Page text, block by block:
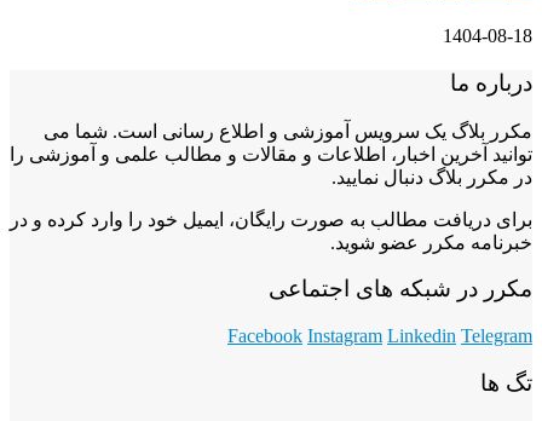
1404-08-18
درباره ما
مکرر بلاگ یک سرویس آموزشی و اطلاع رسانی است. شما می
توانید آخرین اخبار، اطلاعات و مقالات و مطالب علمی و آموزشی را
در مکرر بلاگ دنبال نمایید.
برای دریافت مطالب به صورت رایگان، ایمیل خود را وارد کرده و در
خبرنامه مکرر عضو شوید.
مکرر در شبکه های اجتماعی
Facebook Instagram Linkedin Telegram
تگ ها